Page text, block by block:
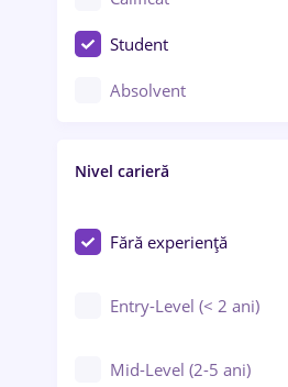
Construcții / Instalații
Controlul calității
Educație / Training / Arte
Student
Absolvent
Nivel carieră
Fără experiență
Entry-Level (< 2 ani)
Mid-Level (2-5 ani)